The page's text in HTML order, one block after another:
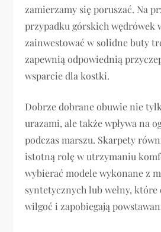
zamierzamy się poruszać. Na
przypadku górskich wędrówek
zainwestować w solidne buty
zapewnią odpowiednią
wsparcie dla kostki.
Dobrze dobrane obuwie nie
urazami, ale także wpływa na
podczas marszu. Skarpety
istotną rolę w utrzymaniu
wybierać modele wykonane z
syntetycznych lub wełny, które
wilgoć i zapobiegają